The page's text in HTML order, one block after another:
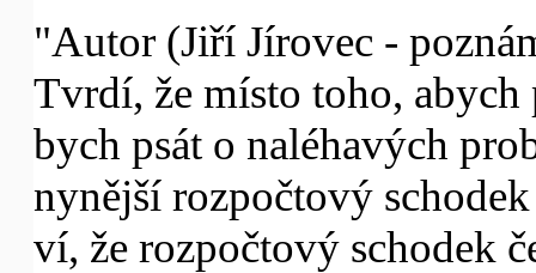
"Autor (Jiří Jírovec -
Tvrdí, že místo toho,
bych psát o naléhavých
nynější rozpočtový
ví, že rozpočtový schodek